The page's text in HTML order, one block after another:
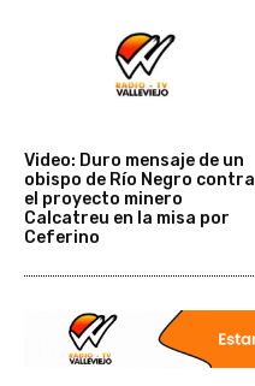
Video: Duro mensaje de un
obispo de Río Negro contra
el proyecto minero
Calcatreu en la misa por
Ceferino